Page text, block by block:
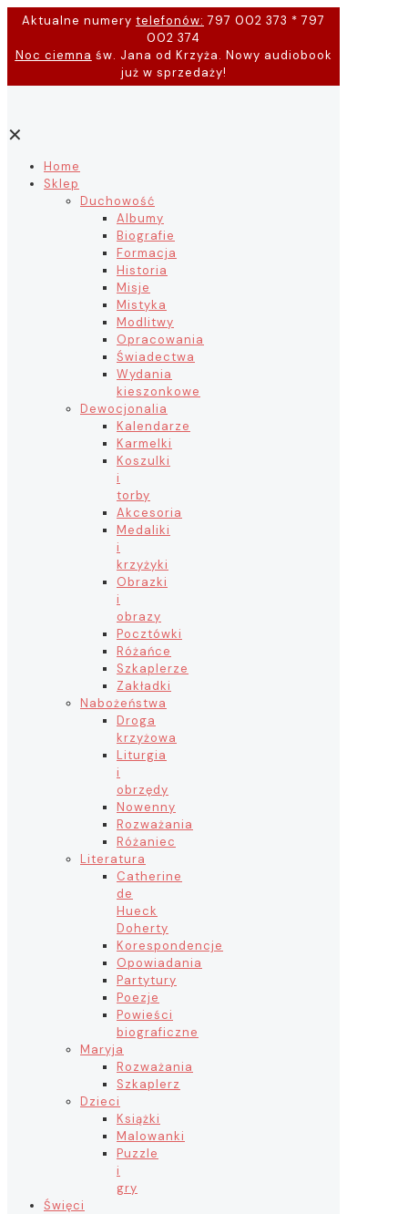
Aktualne numery telefonów: 797 002 373 * 797
002 374
Noc ciemna św. Jana od Krzyża. Nowy audiobook
już w sprzedaży!
✕
Home
Sklep
Duchowość
Albumy
Biografie
Formacja
Historia
Misje
Mistyka
Modlitwy
Opracowania
Świadectwa
Wydania
kieszonkowe
Dewocjonalia
Kalendarze
Karmelki
Koszulki
i
torby
Akcesoria
Medaliki
i
krzyżyki
Obrazki
i
obrazy
Pocztówki
Różańce
Szkaplerze
Zakładki
Nabożeństwa
Droga
krzyżowa
Liturgia
i
obrzędy
Nowenny
Rozważania
Różaniec
Literatura
Catherine
de
Hueck
Doherty
Korespondencje
Opowiadania
Partytury
Poezje
Powieści
biograficzne
Maryja
Rozważania
Szkaplerz
Dzieci
Książki
Malowanki
Puzzle
i
gry
Święci